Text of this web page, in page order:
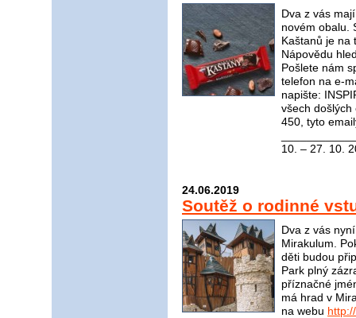
Dva z vás
novém obalu.
Kaštanů je na
Nápovědu
Pošlete nám
telefon na e-
napište:
všech
450, tyto
10. – 27. 10.
24.06.2019
Soutěž o rodinné
Dva z vás
Mirakulum.
děti budou
Park plný
příznačné
má hrad v
na webu